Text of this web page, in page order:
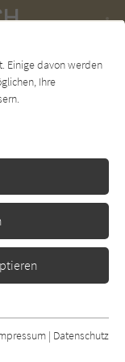
Newsletter
Einige davon werden
Ihre
der
die Webseite
| Datenschutz